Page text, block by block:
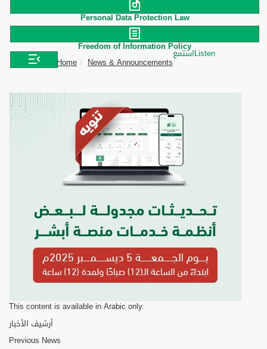
Personal Data Protection Law
Freedom of Information Policy
Home
News & Announcements
استمعListen
This content is available in Arabic only.
أرشيف الأخبار
Previous News